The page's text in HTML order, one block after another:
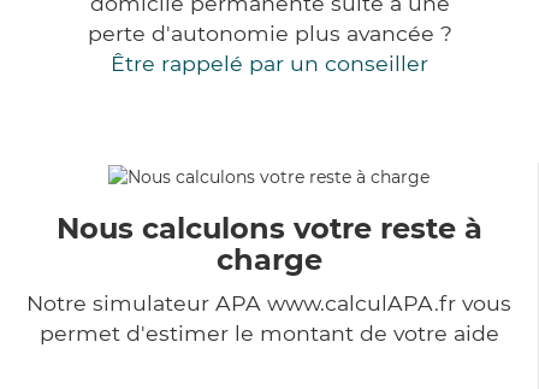
perte d'autonomie plus avancée ?
Être rappelé par un conseiller
Nous calculons votre reste à
charge
Notre simulateur APA www.calculAPA.fr vous
permet d'estimer le montant de votre aide